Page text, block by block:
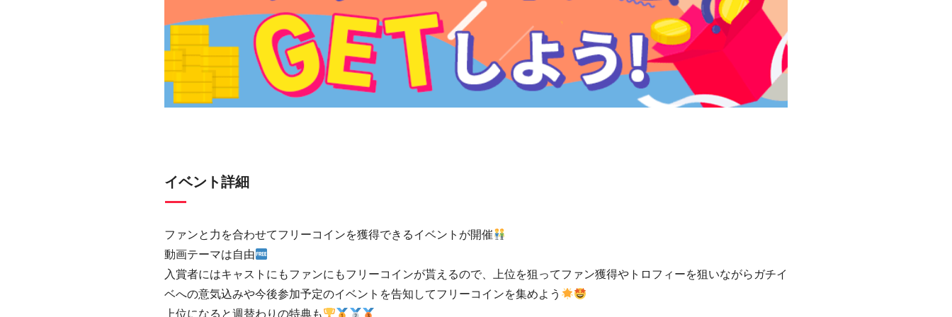
イベント詳細
ファンと力を合わせてフリーコインを獲得できるイベントが開催
動画テーマは自由
入賞者にはキャストにもファンにもフリーコインが貰えるので、上位を狙ってファン獲得やトロフィーを狙いながらガチイ
ベへの意気込みや今後参加予定のイベントを告知してフリーコインを集めよう
上位になると週替わりの特典も